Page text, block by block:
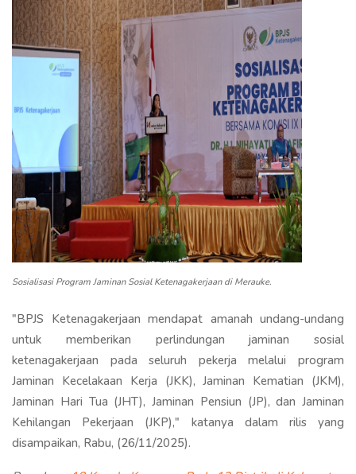
Sosialisasi Program Jaminan Sosial Ketenagakerjaan di Merauke.
"BPJS Ketenagakerjaan mendapat amanah undang-undang
untuk memberikan perlindungan jaminan sosial
ketenagakerjaan pada seluruh pekerja melalui program
Jaminan Kecelakaan Kerja (JKK), Jaminan Kematian (JKM),
Jaminan Hari Tua (JHT), Jaminan Pensiun (JP), dan Jaminan
Kehilangan Pekerjaan (JKP)," katanya dalam rilis yang
disampaikan, Rabu, (26/11/2025).